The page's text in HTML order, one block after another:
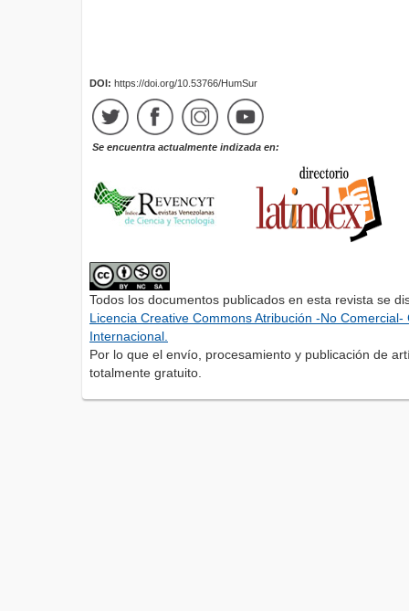
DOI: https://doi.org/10.53766/HumSur
Se encuentra actualmente indizada en:
Todos los documentos publicados en esta revista se
Licencia Creative Commons Atribución -No
Internacional.
Por lo que el envío, procesamiento y publicación de
totalmente gratuito.